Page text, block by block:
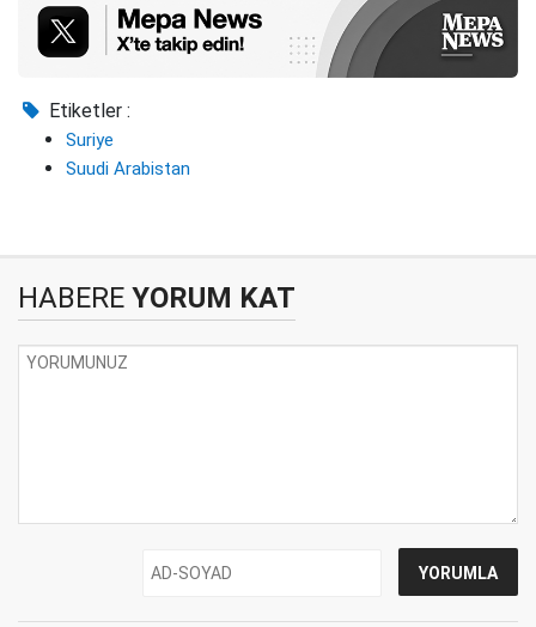
Etiketler :
Suriye
Suudi Arabistan
HABERE YORUM KAT